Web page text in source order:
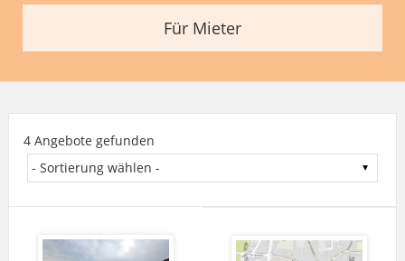
Für Mieter
4 Angebote gefunden